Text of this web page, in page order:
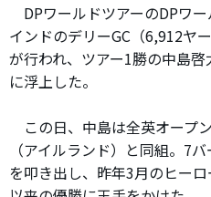
DPワールドツアーのDPワー
インドのデリーGC（6,912ヤ
が行われ、ツアー1勝の中島
に浮上した。
この日、中島は全英オープ
（アイルランド）と同組。7
を叩き出し、昨年3月のヒー